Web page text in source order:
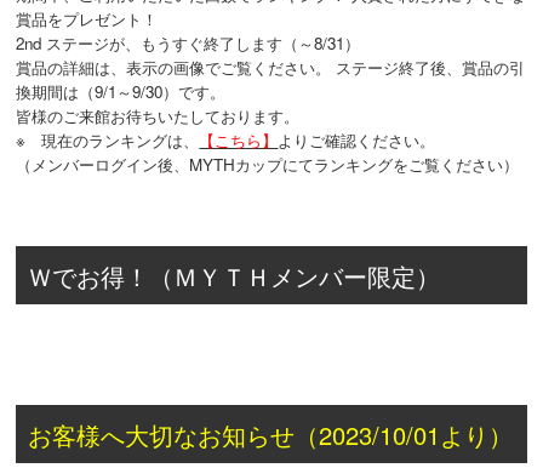
賞品をプレゼント！
2nd ステージが、もうすぐ終了します（～8/31）
賞品の詳細は、表示の画像でご覧ください。 ステージ終了後、賞品の引
換期間は（9/1～9/30）です。
皆様のご来館お待ちいたしております。
※ 現在のランキングは、
【こちら】 よりご確認ください。
（メンバーログイン後、MYTHカップにてランキングをご覧ください）
Ｗでお得！（ＭＹＴＨメンバー限定）
お客様へ大切なお知らせ（2023/10/01より）